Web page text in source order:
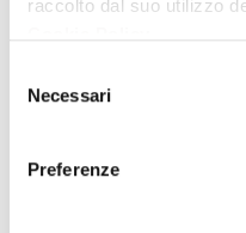
raccolto dal suo utilizzo
delNecessari
Preferenze
Festival Filosofia
19/09/2008
Giovan Battista